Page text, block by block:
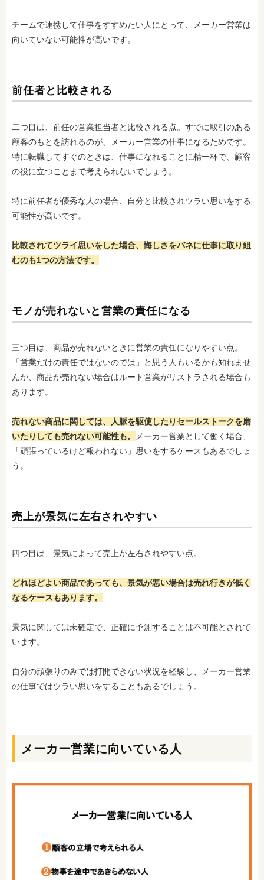
チームで連携して仕事をすすめたい人にとって、メーカー営業は
向いていない可能性が高いです。
前任者と比較される
二つ目は、前任の営業担当者と比較される点。すでに取引のある
顧客のもとを訪れるのが、メーカー営業の仕事になるためです。
特に転職してすぐのときは、仕事になれることに精一杯で、顧客
の役に立つことまで考えられないでしょう。
特に前任者が優秀な人の場合、自分と比較されツラい思いをする
可能性が高いです。
比較されてツライ思いをした場合、悔しさをバネに仕事に取り組
むのも1つの方法です。
モノが売れないと営業の責任になる
三つ目は、商品が売れないときに営業の責任になりやすい点。
「営業だけの責任ではないのでは」と思う人もいるかも知れませ
んが、商品が売れない場合はルート営業がリストラされる場合も
あります。
売れない商品に関しては、人脈を駆使したりセールストークを磨
いたりしても売れない可能性も。
メーカー営業として働く場合、
「頑張っているけど報われない」思いをするケースもあるでしょ
う。
売上が景気に左右されやすい
四つ目は、景気によって売上が左右されやすい点。
どれほどよい商品であっても、景気が悪い場合は売れ行きが低く
なるケースもあります。
景気に関しては未確定で、正確に予測することは不可能とされて
います。
自分の頑張りのみでは打開できない状況を経験し、メーカー営業
の仕事ではツラい思いをすることもあるでしょう。
メーカー営業に向いている人